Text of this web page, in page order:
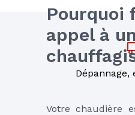
Pourquoi
appel à un
Votre chaudière